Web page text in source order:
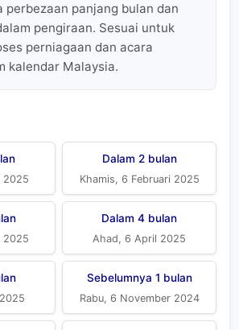
perbezaan panjang bulan dan
pengiraan. Sesuai untuk
perniagaan dan acara
kalendar Malaysia.
2025
Dalam 2 bulan
Khamis, 6 Februari 2025
2025
Dalam 4 bulan
Ahad, 6 April 2025
Sebelumnya 1 bulan
Rabu, 6 November 2024